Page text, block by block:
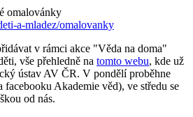
omalovánky
a-mladez/omalovanky
v rámci akce "Věda na doma"
vše přehledně na tomto webu, kde už
ústav AV ČR. V pondělí proběhne
facebooku Akademie věd), ve středu se
od nás.